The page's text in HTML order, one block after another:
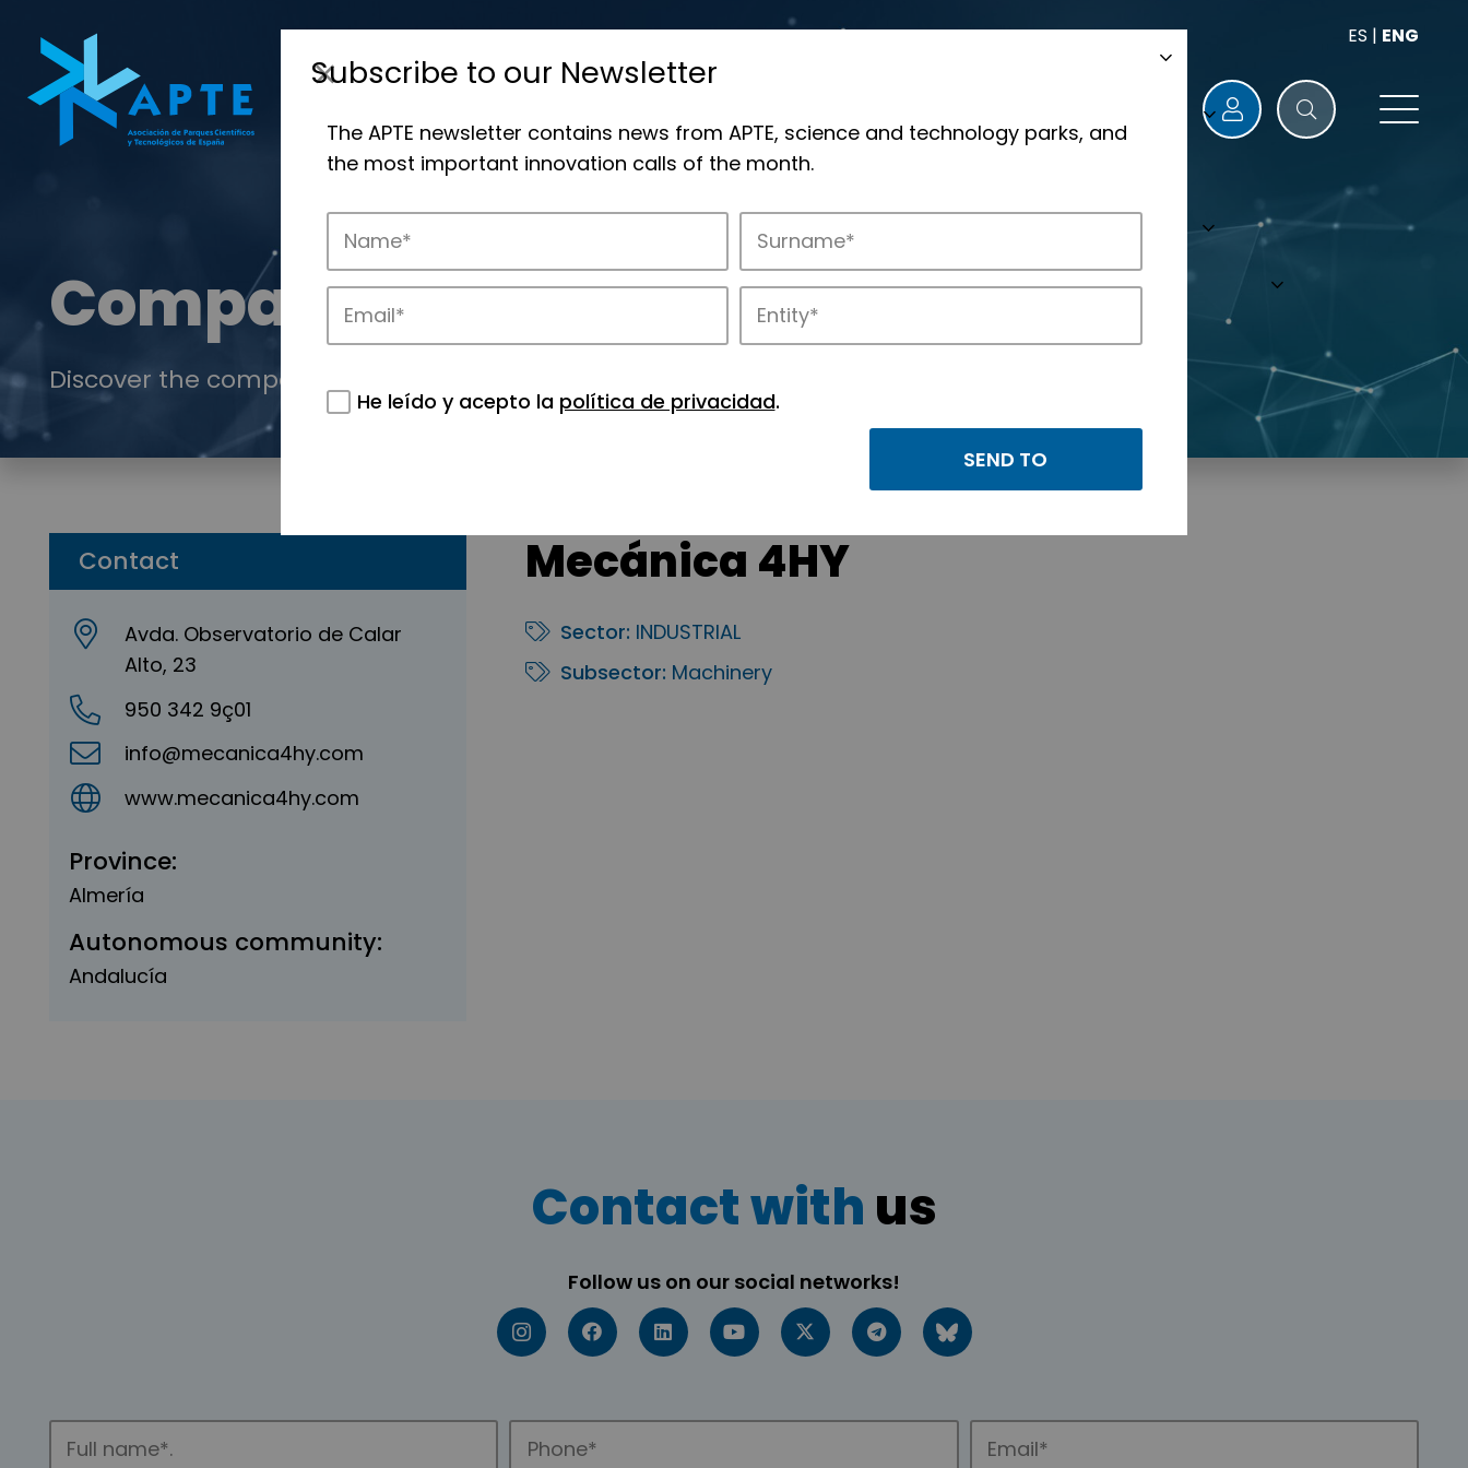
ES | ENG
Companies
Discover the companies that drive innovation in APTE’s parks.
Contact
Avda. Observatorio de Calar
Alto, 23
950 342 9ç01
info@mecanica4hy.com
www.mecanica4hy.com
Province:
Almería
Autonomous community:
Andalucía
Mecánica 4HY
Sector: INDUSTRIAL
Subsector: Machinery
Contact with us
Follow us on our social networks!
Subscribe to our Newsletter
The APTE newsletter contains news from APTE, science and technology parks, and
the most important innovation calls of the month.
He leído y acepto la política de privacidad.